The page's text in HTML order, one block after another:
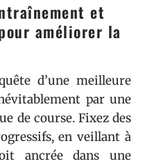
et
améliorer la
d’une meilleure
par une
de course. Fixez des
en veillant à
ancrée dans une